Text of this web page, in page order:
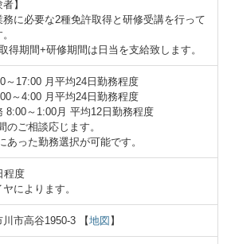
】
務に必要な2種免許取得と研修受講を行って
得期間+研修期間は日当を支給致します。
～17:00 月平均24日勤務程度
～4:00 月平均24日勤務程度
8:00～1:00月 平均12日勤務程度
のご相談応じます。
あった勤務選択が可能です。
程度
によります。
川市高谷1950-3 【地図】